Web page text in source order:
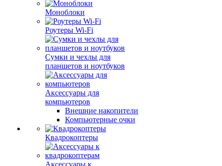
Моноблоки
Роутеры Wi-Fi
Сумки и чехлы для
планшетов и ноутбуков
Аксессуары для
компьютеров
Внешние накопители
Компьютерные очки
Квадрокоптеры
Аксессуары к